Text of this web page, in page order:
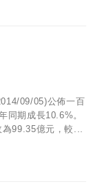
09/05)公佈一百
同期成長10.6%。
為99.35億元，較...